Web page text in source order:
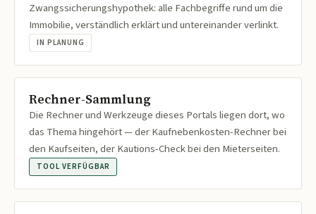
Zwangssicherungshypothek: alle Fachbegriffe rund um die
Immobilie, verständlich erklärt und untereinander verlinkt.
IN PLANUNG
Rechner-Sammlung
Die Rechner und Werkzeuge dieses Portals liegen dort, wo
das Thema hingehört — der Kaufnebenkosten-Rechner bei
den Kaufseiten, der Kautions-Check bei den Mieterseiten.
TOOL VERFÜGBAR